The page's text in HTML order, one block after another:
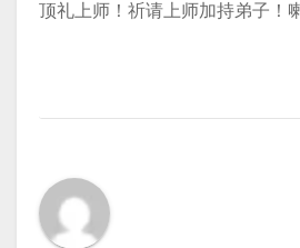
顶礼上师！祈请上师加持弟子！